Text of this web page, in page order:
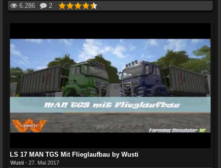
6.286 2
LS 17 MAN TGS Mit Flieglaufbau by Wusti
Wusti - 27. Mai 2017